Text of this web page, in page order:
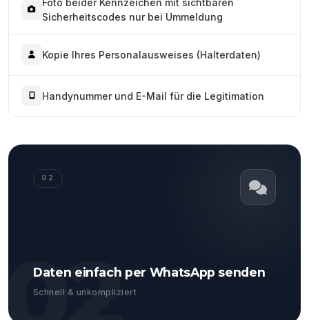
Sicherheitscodes nur bei Ummeldung
Kopie Ihres Personalausweises (Halterdaten)
Handynummer und E-Mail für die Legitimation
02
02
Daten einfach per WhatsApp senden
Schnell & unkompliziert